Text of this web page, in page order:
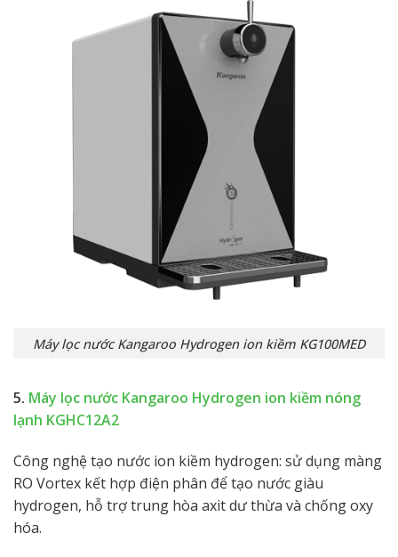
Máy lọc nước Kangaroo Hydrogen ion kiềm KG100MED
5. Máy lọc nước Kangaroo Hydrogen ion kiềm nóng
lạnh KGHC12A2
Công nghệ tạo nước ion kiềm hydrogen: sử dụng màng
RO Vortex kết hợp điện phân để tạo nước giàu
hydrogen, hỗ trợ trung hòa axit dư thừa và chống oxy
hóa.